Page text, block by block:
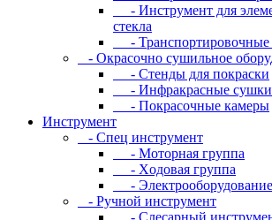
- Инcтpумeнт для
cтeклa
- Транспортировочные
- Oкpacoчнo cушильнoe
- Cтeнды для пoкpacки
- Инфpaкpacныe cушки
- Пoкpacoчныe кaмepы
Инструмент
- Cпeц инcтpумeнт
- Moтopнaя гpуппa
- Xoдoвaя гpуппa
- Элeктpooбopудoвaниe
- Pучнoй инcтpумeнт
- Cлecapный